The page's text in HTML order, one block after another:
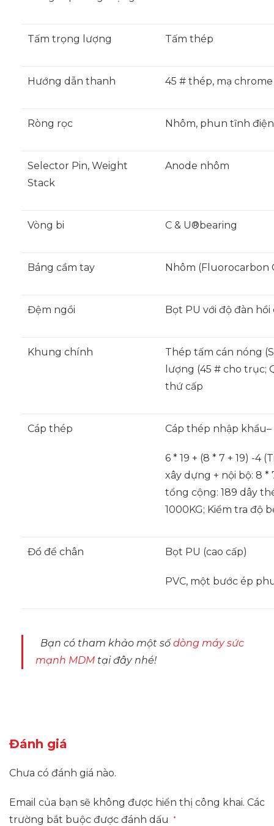
Tấm trọng lượng Tấm thép
Hướng dẫn thanh 45 # thép, mạ
Ròng rọc Nhôm, phun tĩnh điện
Selector Pin, Weight
Stack
Anode nhôm
Vòng bi C & U®bearing
Báng cầm tay Nhôm (Fluorocarbon
Đệm ngồi Bọt PU với độ đàn hồi
Khung chính
Thép tấm cán nóng
lượng (45 # cho trục;
thứ cấp
Cáp thép Cáp thép nhập khẩu–
6 * 19 + (8 * 7 + 19) -4
xây dựng + nội bộ: 8
tổng cộng: 189 dây
1000KG; Kiểm tra độ
Đổ để chân Bọt PU (cao cấp)
PVC, một bước ép
Bạn có tham khảo một sốdòng máy sức
mạnh MDM tại đây nhé!
Đánh giá
Chưa có đánh giá nào.
Email của bạn sẽ không được hiển thị công khai. Các
trường bắt buộc được đánh dấu
*